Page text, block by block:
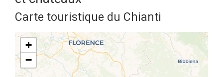
Carte touristique du Chianti
+
−